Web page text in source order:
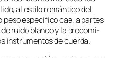
al es­ti­lo ro­mán­ti­co del
pe­so es­pe­cí­fi­co cae, a par­tes
rui­do blan­co y la pre­do­mi­
ins­tru­men­tos de cuerda.